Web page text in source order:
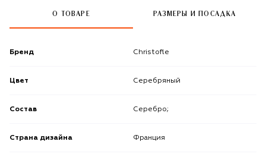
О ТОВАРЕ РАЗМЕРЫ И ПОСАДКА
Бренд Christofle
Цвет Серебряный
Состав Серебро;
Страна дизайна Франция